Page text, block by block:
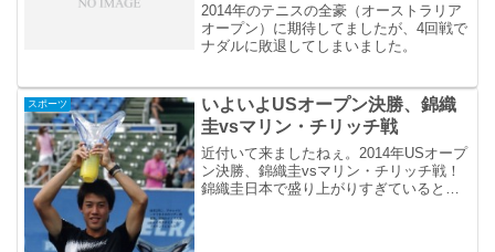
2014年のテニスの全豪（オーストラリア
オープン）に期待してましたが、4回戦で
ナダルに敗退してしまいました。
スポーツ
いよいよUSオープン決勝、錦織
圭vsマリン・チリッチ戦
近付いて来ましたねぇ。2014年USオープ
ン決勝、錦織圭vsマリン・チリッチ戦！
錦織圭日本で盛り上がりすぎているとこ